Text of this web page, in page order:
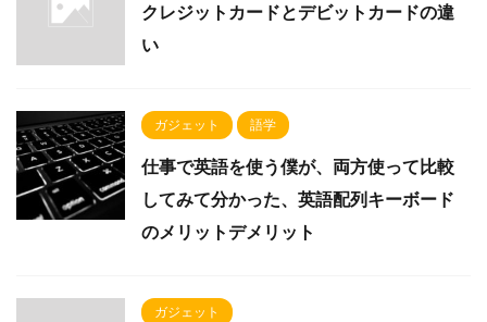
クレジットカードとデビットカードの違
い
ガジェット 語学
仕事で英語を使う僕が、両方使って比較
してみて分かった、英語配列キーボード
のメリットデメリット
ガジェット